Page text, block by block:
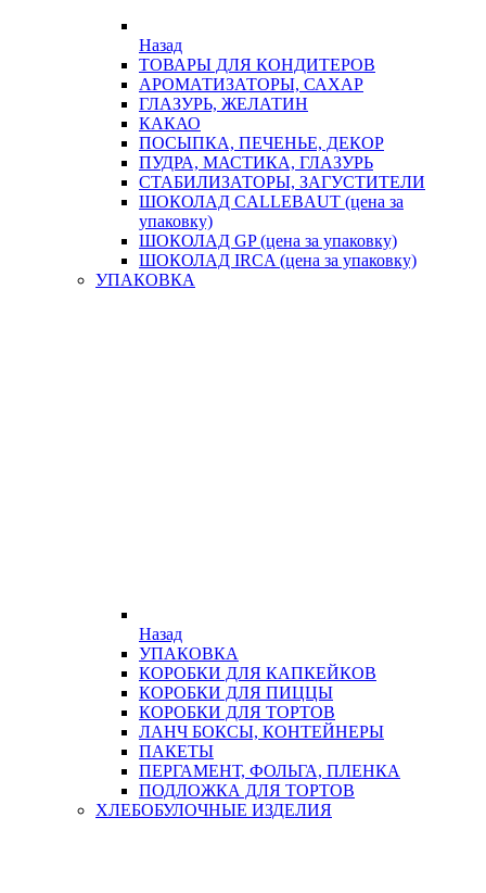
Назад
ТОВАРЫ ДЛЯ КОНДИТЕРОВ
АРОМАТИЗАТОРЫ, САХАР
ГЛАЗУРЬ, ЖЕЛАТИН
КАКАО
ПОСЫПКА, ПЕЧЕНЬЕ, ДЕКОР
ПУДРА, МАСТИКА, ГЛАЗУРЬ
СТАБИЛИЗАТОРЫ, ЗАГУСТИТЕЛИ
ШОКОЛАД CALLEBAUT (цена за
упаковку)
ШОКОЛАД GP (цена за упаковку)
ШОКОЛАД IRCA (цена за упаковку)
УПАКОВКА
Назад
УПАКОВКА
КОРОБКИ ДЛЯ КАПКЕЙКОВ
КОРОБКИ ДЛЯ ПИЦЦЫ
КОРОБКИ ДЛЯ ТОРТОВ
ЛАНЧ БОКСЫ, КОНТЕЙНЕРЫ
ПАКЕТЫ
ПЕРГАМЕНТ, ФОЛЬГА, ПЛЕНКА
ПОДЛОЖКА ДЛЯ ТОРТОВ
ХЛЕБОБУЛОЧНЫЕ ИЗДЕЛИЯ